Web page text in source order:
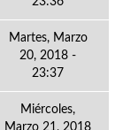
Martes, Marzo
20, 2018 -
23:37
Miércoles,
Marzo 21, 2018